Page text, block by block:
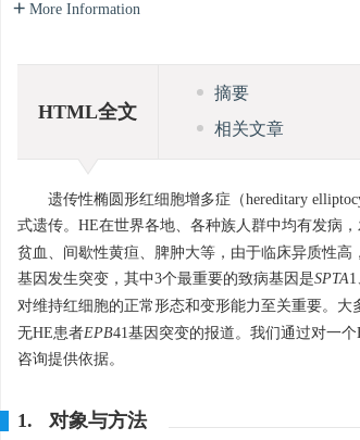
More Information
HTML全文
摘要
相关文章
遗传性椭圆形红细胞增多症（hereditary
式遗传。HE在世界各地、各种族人群中均有发病
贫血、间歇性黄疸、脾肿大等，由于临床异质性
基因发生突变，其中3个最重要的致病基因是SPTA1
对维持红细胞的正常形态和变形能力至关重要。
无HE患者EPB41基因突变的报道。我们通过对一
咨询提供依据。
1. 对象与方法